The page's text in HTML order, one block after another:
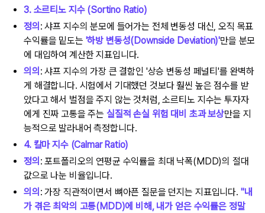
3. 소르티노 지수 (Sortino Ratio)
정의 : 샤프 지수의 분모에 들어가는 전체 변동성 대신, 오직 목표
수익률을 밑도는 '하방 변동성(Downside Deviation)'만을 분모
에 대입하여 계산한 지표입니다.
의의 : 샤프 지수의 가장 큰 결함인 '상승 변동성 페널티'를 완벽하
게 해결합니다. 시험에서 기대했던 것보다 훨씬 높은 점수를 받
았다고 해서 벌점을 주지 않는 것처럼, 소르티노 지수는 투자자
에게 진짜 고통을 주는 실질적 손실 위험 대비 초과 보상만을 지
능적으로 발라내어 측정합니다.
4. 칼마 지수 (Calmar Ratio)
정의 : 포트폴리오의 연평균 수익률을 최대 낙폭(MDD)의 절대
값으로 나눈 비율입니다.
의의 : 가장 직관적이면서 뼈아픈 질문을 던지는 지표입니다. "내
가 겪은 최악의 고통(MDD)에 비해, 내가 얻은 수익률은 정말